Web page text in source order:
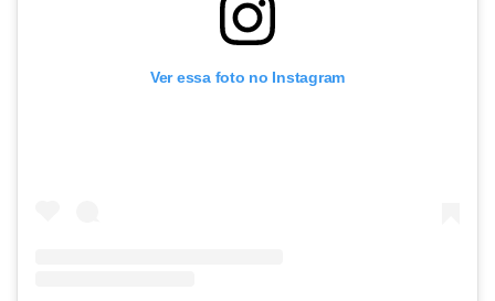
Ver essa foto no Instagram